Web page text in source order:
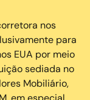
nos
para
EUA por meio
sediada no
Mobiliário,